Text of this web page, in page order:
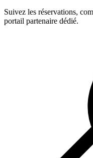
Suivez les réservations,
portail partenaire dédié.